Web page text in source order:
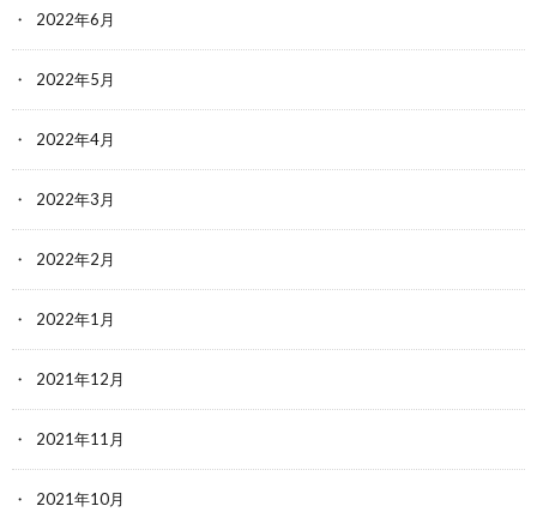
2022年6月
2022年5月
2022年4月
2022年3月
2022年2月
2022年1月
2021年12月
2021年11月
2021年10月